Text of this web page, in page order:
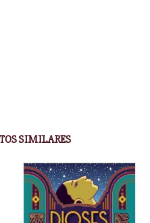
SIMILARES